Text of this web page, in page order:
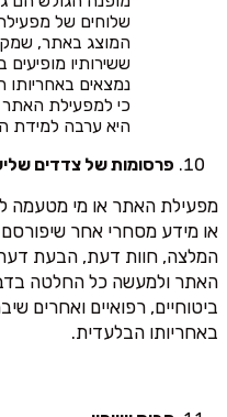
שלוחים של
המוצג באתר,
ששירותיו
נמצאים
כי למפעילת האתר
היא ערבה למידת
פרסומות של צדדים
מפעילת האתר או מי מטעמה
או מידע מסחרי אחר
המלצה, חוות דעת, הבעת
האתר ולמעשה כל החלטה
ביטוחיים, רפואיים ואחרים
באחריותו הבלעדית.